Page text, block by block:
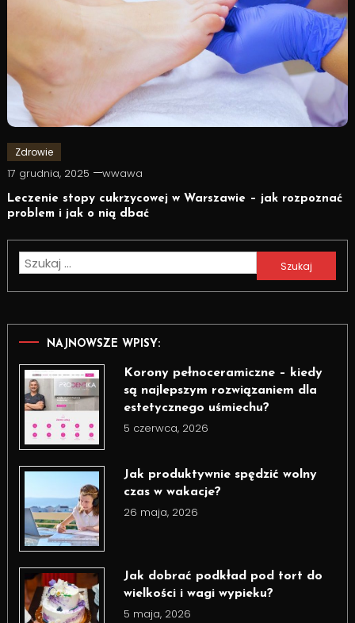
Zdrowie
17 grudnia, 2025 wwawa
Leczenie stopy cukrzycowej w Warszawie – jak rozpoznać
problem i jak o nią dbać
Szukaj:
NAJNOWSZE WPISY:
Korony pełnoceramiczne – kiedy
są najlepszym rozwiązaniem dla
estetycznego uśmiechu?
5 czerwca, 2026
Jak produktywnie spędzić wolny
czas w wakacje?
26 maja, 2026
Jak dobrać podkład pod tort do
wielkości i wagi wypieku?
5 maja, 2026